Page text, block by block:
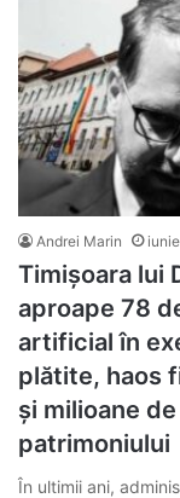
Andrei Marin
Timișoara lui
aproape 78
artificial în
plătite, haos
și milioane
patrimoniului
În ultimii ani,